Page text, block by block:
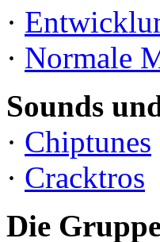
·
· Normale
Sounds
· Chiptunes
· Cracktros
Die